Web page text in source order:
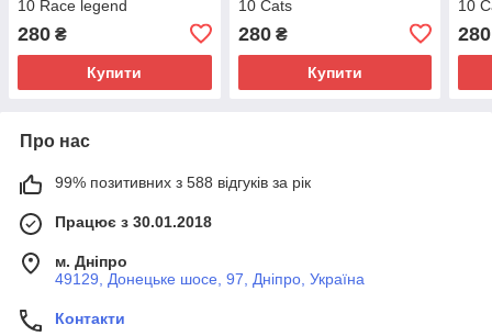
10 Race legend
280 ₴
Купити
10 Cats
280₴
Купити
10
280
Про нас
99% позитивних з 588 відгуків за рік
Працює з 30.01.2018
м. Дніпро
49129, Донецьке шосе, 97, Дніпро, Україна
Контакти